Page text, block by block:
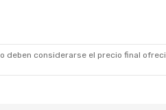
considerarse el precio final